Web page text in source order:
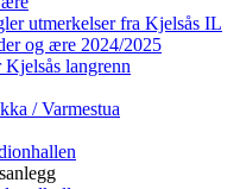
utmerkelser fra Kjelsås IL
og ære 2024/2025
Kjelsås langrenn
/ Varmestua